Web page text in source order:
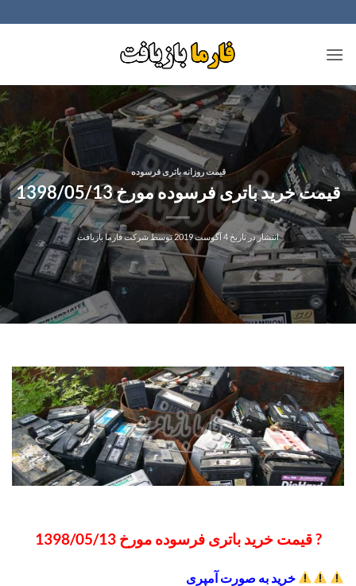
to
content
قیمت روزانه باتری فرسوده
قیمت خرید باتری فرسوده مورخ 1398/05/13
انتشار در تاریخ4 آگوست 2019 توسطشرکت فارما بازیافت
? قیمت خرید باتری فرسوده مورخ 1398/05/13
خرید به صورت آمپری